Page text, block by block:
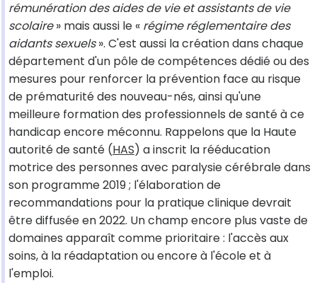
rémunération des aides de vie et assistants de vie
scolaire» mais aussi le « régime réglementaire des
aidants sexuels». C'est aussi la création dans chaque
département d'un pôle de compétences dédié ou des
mesures pour renforcer la prévention face au risque
de prématurité des nouveau-nés, ainsi qu'une
meilleure formation des professionnels de santé à ce
handicap encore méconnu. Rappelons que la Haute
autorité de santé (HAS) a inscrit la rééducation
motrice des personnes avec paralysie cérébrale dans
son programme 2019 ; l'élaboration de
recommandations pour la pratique clinique devrait
être diffusée en 2022. Un champ encore plus vaste de
domaines apparaît comme prioritaire : l'accès aux
soins, à la réadaptation ou encore à l'école et à
l'emploi.